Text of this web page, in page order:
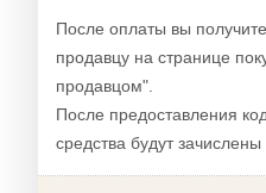
После оплаты вы
продавцу на странице
продавцом".
После предоставления
средства будут